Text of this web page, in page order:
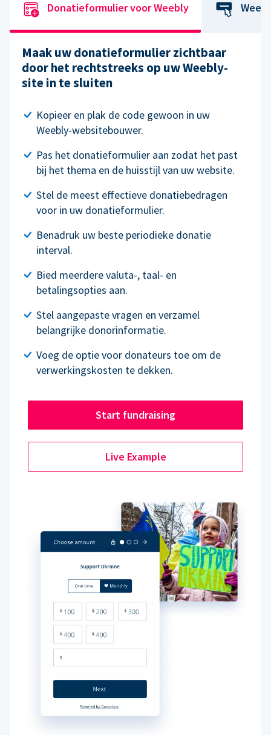
Donatieformulier voor Weebly
Maak uw donatieformulier zichtbaar
door het rechtstreeks op uw Weebly-
site in te sluiten
Kopieer en plak de code gewoon in uw
Weebly-websitebouwer.
Pas het donatieformulier aan zodat het past
bij het thema en de huisstijl van uw website.
Stel de meest effectieve donatiebedragen
voor in uw donatieformulier.
Benadruk uw beste periodieke donatie
interval.
Bied meerdere valuta-, taal- en
betalingsopties aan.
Stel aangepaste vragen en verzamel
belangrijke donorinformatie.
Voeg de optie voor donateurs toe om de
verwerkingskosten te dekken.
Start fundraising
Live Example